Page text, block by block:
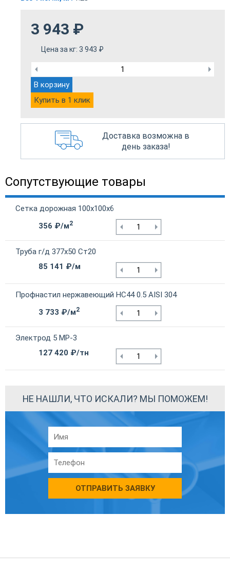
3 943 ₽
Цена за кг: 3 943 ₽
В корзину
Купить в 1 клик
Доставка возможна в
день заказа!
Сопутствующие товары
Сетка дорожная 100х100х6
356 ₽/м2
Труба г/д 377х50 Ст20
85 141 ₽/м
Профнастил нержавеющий НС44 0.5 AISI 304
3 733 ₽/м2
Электрод 5 МР-3
127 420 ₽/тн
НЕ НАШЛИ, ЧТО ИСКАЛИ? МЫ ПОМОЖЕМ!
ОТПРАВИТЬ ЗАЯВКУ